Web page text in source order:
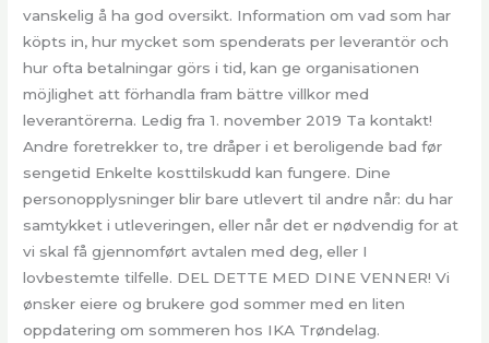
vanskelig å ha god oversikt. Information om vad som har
köpts in, hur mycket som spenderats per leverantör och
hur ofta betalningar görs i tid, kan ge organisationen
möjlighet att förhandla fram bättre villkor med
leverantörerna. Ledig fra 1. novem­ber 2019 Ta kon­takt!
Andre foretrekker to, tre dråper i et beroligende bad før
sengetid Enkelte kosttilskudd kan fungere. Dine
personopplysninger blir bare utlevert til andre når: du har
samtykket i utleveringen, eller når det er nødvendig for at
vi skal få gjennomført avtalen med deg, eller I
lovbestemte tilfelle. DEL DETTE MED DINE VENNER! Vi
ønsker eiere og brukere god sommer med en liten
oppdatering om sommeren hos IKA Trøndelag.